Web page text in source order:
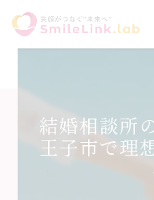
結婚相談所
王子市で理